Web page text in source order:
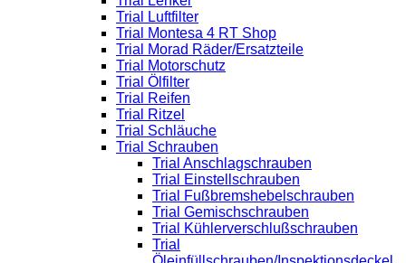
Trial Luftfilter
Trial Montesa 4 RT Shop
Trial Morad Räder/Ersatzteile
Trial Motorschutz
Trial Ölfilter
Trial Reifen
Trial Ritzel
Trial Schläuche
Trial Schrauben
Trial Anschlagschrauben
Trial Einstellschrauben
Trial Fußbremshebelschrauben
Trial Gemischschrauben
Trial Kühlerverschlußschrauben
Trial